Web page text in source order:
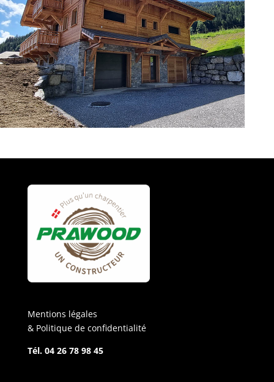
Mentions légales
& Politique de confidentialité
Tél. 04 26 78 98 45